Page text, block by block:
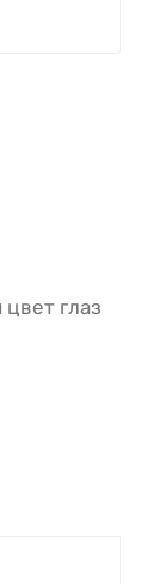
глаз